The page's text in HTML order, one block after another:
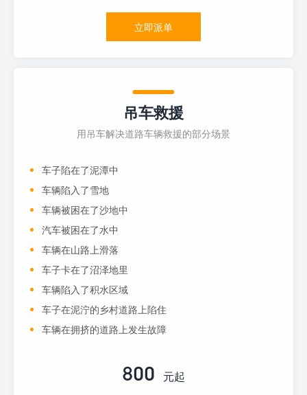
立即派单
吊车救援
用吊车解决道路车辆救援的部分场景
车子陷在了泥潭中
车辆陷入了雪地
车辆被困在了沙地中
汽车被困在了水中
车辆在山路上滑落
车子卡在了沼泽地里
车辆陷入了积水区域
车子在泥泞的乡村道路上陷住
车辆在拥挤的道路上发生故障
800 元起